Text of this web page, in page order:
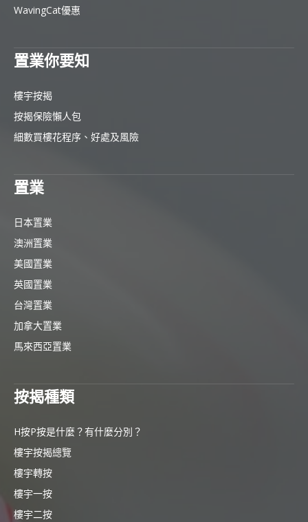
WavingCat優惠
置業你要知
樓宇按揭
按揭保險懶人包
細數買樓花程序、好處及風險
置業
日本置業
澳洲置業
美國置業
英國置業
台灣置業
加拿大置業
馬來西亞置業
按揭種類
H按P按是什麼？有什麼分別？
樓宇按揭總覽
樓宇轉按
樓宇一按
樓宇二按